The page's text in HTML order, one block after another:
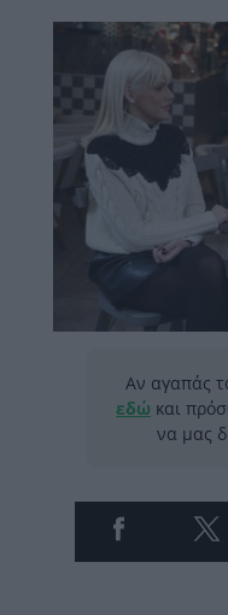
Αν αγαπάς
εδώ και
να μας